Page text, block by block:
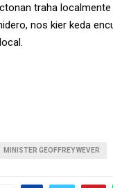
traha localmente
nos kier keda
MINISTER GEOFFREY WEVER